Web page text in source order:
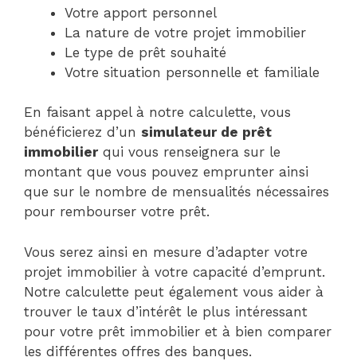
Votre apport personnel
La nature de votre projet immobilier
Le type de prêt souhaité
Votre situation personnelle et familiale
En faisant appel à notre calculette, vous
bénéficierez d’un simulateur de prêt
immobilierqui vous renseignera sur le
montant que vous pouvez emprunter ainsi
que sur le nombre de mensualités nécessaires
pour rembourser votre prêt.
Vous serez ainsi en mesure d’adapter votre
projet immobilier à votre capacité d’emprunt.
Notre calculette peut également vous aider à
trouver le taux d’intérêt le plus intéressant
pour votre prêt immobilier et à bien comparer
les différentes offres des banques.